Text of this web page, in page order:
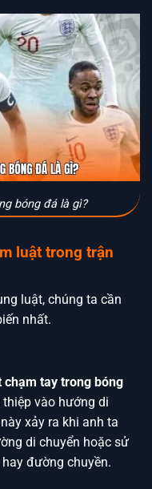
bóng đá là gì?
luật trong trận
luật, chúng ta cần
nhất.
chạm tay trong bóng
vào hướng di
xảy ra khi anh ta
di chuyển hoặc sử
đường chuyền.